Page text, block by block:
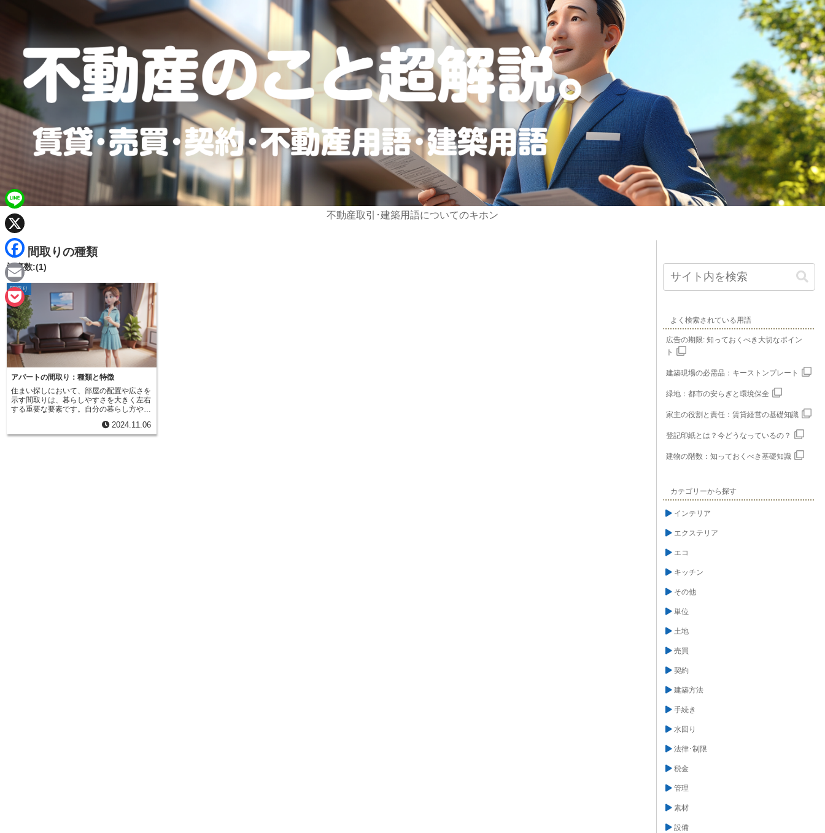
不動産取引･建築用語についてのキホン
間取りの種類
記事数:(1)
間取り
アパートの間取り：種類と特徴
住まい探しにおいて、部屋の配置や広さを
示す間取りは、暮らしやすさを大きく左右
する重要な要素です。自分の暮らし方や家
な生活を送ることができます。アパートの
間取りは、数字と文字の組み合わせで表さ
2024.11.06
よく検索されている用語
広告の期限: 知っておくべき大切なポイン
ト
建築現場の必需品：キーストンプレート
緑地：都市の安らぎと環境保全
家主の役割と責任：賃貸経営の基礎知識
登記印紙とは？今どうなっているの？
建物の階数：知っておくべき基礎知識
カテゴリーから探す
インテリア
エクステリア
エコ
キッチン
その他
単位
土地
売買
契約
建築方法
手続き
水回り
法律･制限
税金
管理
素材
設備
L
n
e
X
F
a
c
e
b
o
E
m
a
i
l
P
o
c